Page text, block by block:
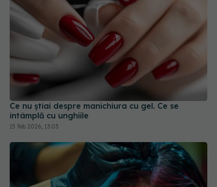
Ce nu știai despre manichiura cu gel. Ce se
întâmplă cu unghiile
15 feb 2026, 13:03